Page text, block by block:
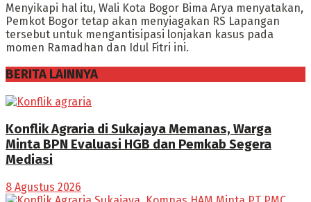
Menyikapi hal itu, Wali Kota Bogor Bima Arya menyatakan,
Pemkot Bogor tetap akan menyiagakan RS Lapangan
tersebut untuk mengantisipasi lonjakan kasus pada
momen Ramadhan dan Idul Fitri ini.
BERITA LAINNYA
Konflik Agraria di Sukajaya Memanas, Warga
Minta BPN Evaluasi HGB dan Pemkab Segera
Mediasi
8 Agustus 2026